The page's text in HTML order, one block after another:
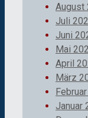
August
Juli
Juni
Mai
April
März
Januar